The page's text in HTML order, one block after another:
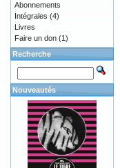
Abonnements
Intégrales (4)
Livres
Faire un don (1)
Recherche
Nouveautés